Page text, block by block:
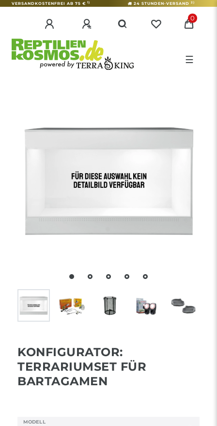
VERSANDKOSTENFREI AB 75 € 1) 24 STUNDEN-VERSAND 2)
0
☰
KONFIGURATOR:
TERRARIUMSET FÜR
BARTAGAMEN
MODELL